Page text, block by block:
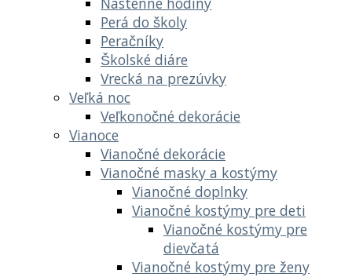
Perá do školy
Peračníky
Školské diáre
Vrecká na prezúvky
Veľká noc
Veľkonočné dekorácie
Vianoce
Vianočné dekorácie
Vianočné masky a kostýmy
Vianočné doplnky
Vianočné kostýmy pre deti
Vianočné kostýmy pre
dievčatá
Vianočné kostýmy pre ženy